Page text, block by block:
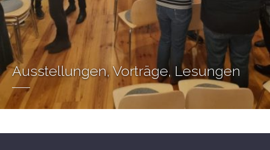
Ausstellungen, Vorträge, Lesungen